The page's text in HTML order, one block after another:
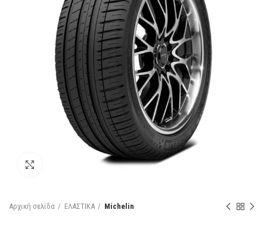
Κάντε κλικ για μεγέθυνση
Αρχική σελίδα ΕΛΑΣΤΙΚΑ Michelin